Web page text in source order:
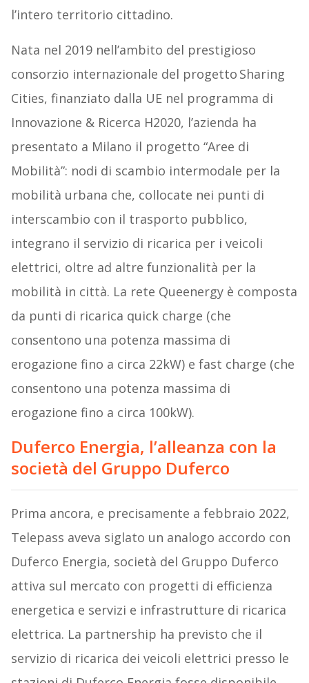
l’intero territorio cittadino.
Nata nel 2019 nell’ambito del prestigioso
consorzio internazionale del progetto Sharing
Cities, finanziato dalla UE nel programma di
Innovazione & Ricerca H2020, l’azienda ha
presentato a Milano il progetto “Aree di
Mobilità”: nodi di scambio intermodale per la
mobilità urbana che, collocate nei punti di
interscambio con il trasporto pubblico,
integrano il servizio di ricarica per i veicoli
elettrici, oltre ad altre funzionalità per la
mobilità in città. La rete Queenergy è composta
da punti di ricarica quick charge (che
consentono una potenza massima di
erogazione fino a circa 22kW) e fast charge (che
consentono una potenza massima di
erogazione fino a circa 100kW).
Duferco Energia, l’alleanza con la
società del Gruppo Duferco
Prima ancora, e precisamente a febbraio 2022,
Telepass aveva siglato un analogo accordo con
Duferco Energia, società del Gruppo Duferco
attiva sul mercato con progetti di efficienza
energetica e servizi e infrastrutture di ricarica
elettrica. La partnership ha previsto che il
servizio di ricarica dei veicoli elettrici presso le